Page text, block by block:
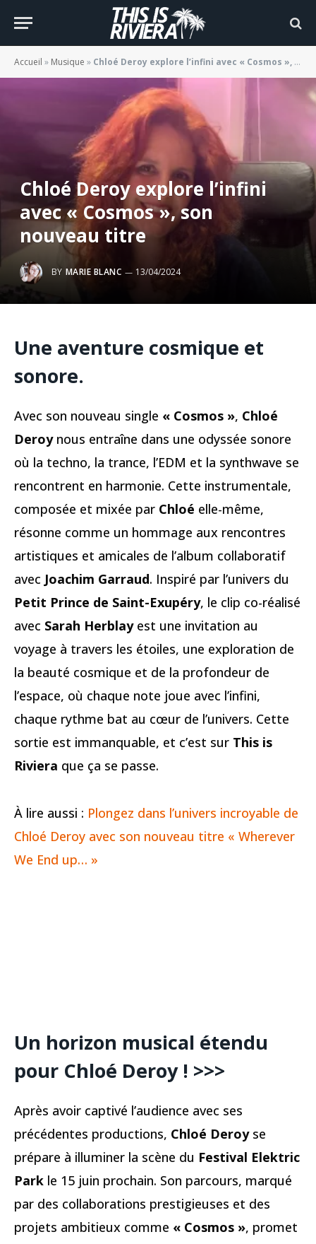
Accueil » Musique » Chloé Deroy explore l’infini avec « Cosmos », son nouveau titre
Chloé Deroy explore l’infini
avec « Cosmos », son
nouveau titre
BY MARIE BLANC 13/04/2024
Une aventure cosmique et
sonore.
Avec son nouveau single « Cosmos », Chloé
Deroy nous entraîne dans une odyssée sonore
où la techno, la trance, l’EDM et la synthwave se
rencontrent en harmonie. Cette instrumentale,
composée et mixée par Chloé elle-même,
résonne comme un hommage aux rencontres
artistiques et amicales de l’album collaboratif
avec Joachim Garraud. Inspiré par l’univers du
Petit Prince de Saint-Exupéry, le clip co-réalisé
avec Sarah Herblay est une invitation au
voyage à travers les étoiles, une exploration de
la beauté cosmique et de la profondeur de
l’espace, où chaque note joue avec l’infini,
chaque rythme bat au cœur de l’univers. Cette
sortie est immanquable, et c’est sur This is
Riviera que ça se passe.
À lire aussi : Plongez dans l’univers incroyable de
Chloé Deroy avec son nouveau titre « Wherever
We End up… »
Un horizon musical étendu
pour Chloé Deroy! >>>
Après avoir captivé l’audience avec ses
précédentes productions, Chloé Deroy se
prépare à illuminer la scène du Festival Elektric
Park le 15 juin prochain. Son parcours, marqué
par des collaborations prestigieuses et des
projets ambitieux comme « Cosmos », promet